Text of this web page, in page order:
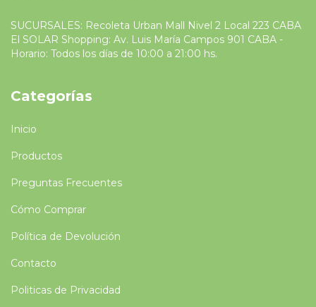
SUCURSALES: Recoleta Urban Mall Nivel 2 Local 223 CABA
El SOLAR Shopping: Av. Luis María Campos 901 CABA -
Horario: Todos los días de 10:00 a 21:00 hs.
Categorías
Inicio
Productos
Preguntas Frecuentes
Cómo Comprar
Política de Devolución
Contacto
Politicas de Privacidad